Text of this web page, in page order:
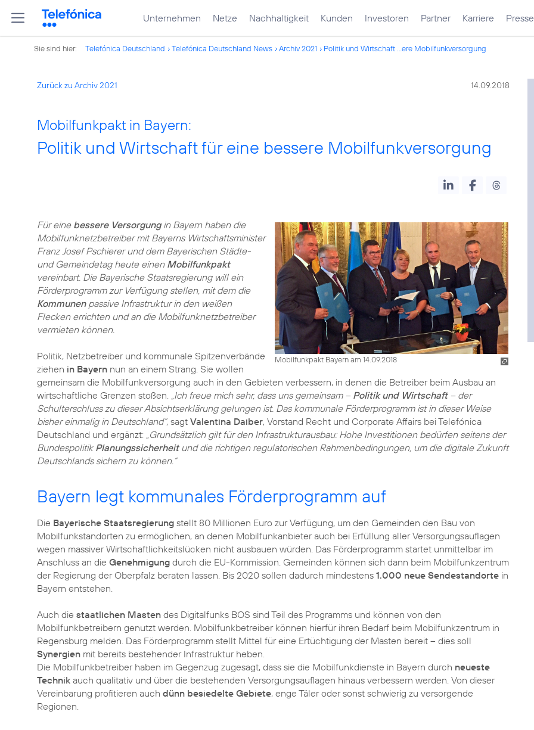
Unternehmen Netze Nachhaltigkeit Kunden Investoren Partner Karriere Presse
Sie sind hier: Telefónica Deutschland Telefónica Deutschland News Archiv 2021 Politik und Wirtschaft ...ere Mobilfunkversorgung
Zurück zu Archiv 2021 14.09.2018
Mobilfunkpakt in Bayern:
Politik und Wirtschaft für eine bessere Mobilfunkversorgung
Mobilfunkpakt Bayern am 14.09.2018
Für eine bessere Versorgungin Bayern haben die
Mobilfunknetzbetreiber mit Bayerns Wirtschaftsminister
Franz Josef Pschierer und dem Bayerischen Städte-
und Gemeindetag heute einen Mobilfunkpakt
vereinbart. Die Bayerische Staatsregierung will ein
Förderprogramm zur Verfügung stellen, mit dem die
Kommunenpassive Infrastruktur in den weißen
Flecken errichten und an die Mobilfunknetzbetreiber
vermieten können.
Politik, Netzbetreiber und kommunale Spitzenverbände
ziehen in Bayern nun an einem Strang. Sie wollen
gemeinsam die Mobilfunkversorgung auch in den Gebieten verbessern, in denen die Betreiber beim Ausbau an
wirtschaftliche Grenzen stoßen. „Ich freue mich sehr, dass uns gemeinsam – Politik und Wirtschaft– der
Schulterschluss zu dieser Absichtserklärung gelungen ist. Das kommunale Förderprogramm ist in dieser Weise
bisher einmalig in Deutschland“, sagt Valentina Daiber, Vorstand Recht und Corporate Affairs bei Telefónica
Deutschland und ergänzt: „Grundsätzlich gilt für den Infrastrukturausbau: Hohe Investitionen bedürfen seitens der
Bundespolitik Planungssicherheitund die richtigen regulatorischen Rahmenbedingungen, um die digitale Zukunft
Deutschlands sichern zu können.“
Bayern legt kommunales Förderprogramm auf
Die Bayerische Staatsregierung stellt 80 Millionen Euro zur Verfügung, um den Gemeinden den Bau von
Mobilfunkstandorten zu ermöglichen, an denen Mobilfunkanbieter auch bei Erfüllung aller Versorgungsauflagen
wegen massiver Wirtschaftlichkeitslücken nicht ausbauen würden. Das Förderprogramm startet unmittelbar im
Anschluss an die Genehmigung durch die EU-Kommission. Gemeinden können sich dann beim Mobilfunkzentrum
der Regierung der Oberpfalz beraten lassen. Bis 2020 sollen dadurch mindestens 1.000 neue Sendestandorte in
Bayern entstehen.
Auch die staatlichen Masten des Digitalfunks BOS sind Teil des Programms und können von den
Mobilfunkbetreibern genutzt werden. Mobilfunkbetreiber können hierfür ihren Bedarf beim Mobilfunkzentrum in
Regensburg melden. Das Förderprogramm stellt Mittel für eine Ertüchtigung der Masten bereit – dies soll
Synergien mit bereits bestehender Infrastruktur heben.
Die Mobilfunkbetreiber haben im Gegenzug zugesagt, dass sie die Mobilfunkdienste in Bayern durch neueste
Technik auch qualitativ und über die bestehenden Versorgungsauflagen hinaus verbessern werden. Von dieser
Vereinbarung profitieren auch dünn besiedelte Gebiete, enge Täler oder sonst schwierig zu versorgende
Regionen.